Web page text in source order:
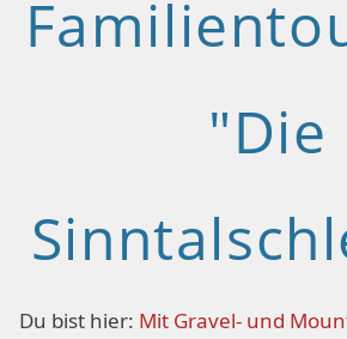
"Die
Du bist hier: Mit Gravel- und